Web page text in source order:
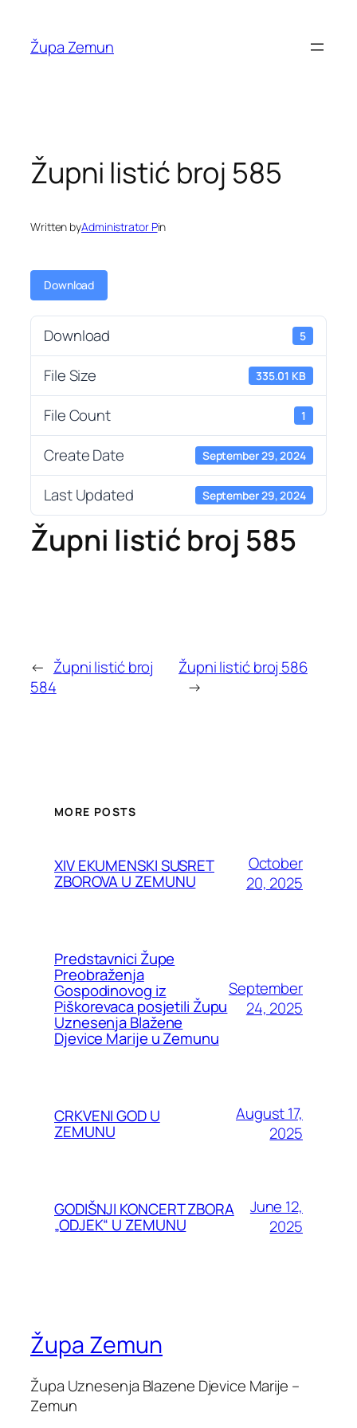
content
Župa Zemun
Župni listić broj 585
Written byAdministrator Pin
Download
Download 5
File Size 335.01 KB
File Count 1
Create Date September 29, 2024
Last Updated September 29, 2024
Župni listić broj 585
← Župni listić broj
584
Župni listić broj 586
→
MORE POSTS
XIV EKUMENSKI SUSRET
ZBOROVA U ZEMUNU
October
20, 2025
Predstavnici Župe
Preobraženja
Gospodinovog iz
Piškorevaca posjetili Župu
Uznesenja Blažene
Djevice Marije u Zemunu
September
24, 2025
CRKVENI GOD U
ZEMUNU
August 17,
2025
GODIŠNJI KONCERT ZBORA
„ODJEK“ U ZEMUNU
June 12,
2025
Župa Zemun
Župa Uznesenja Blazene Djevice Marije –
Zemun